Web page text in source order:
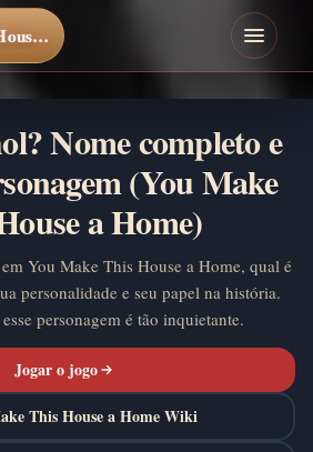
Nome completo e
(You Make
a Home)
You Make This House a Home, qual é
personalidade e seu papel na história.
personagem é tão inquietante.
Jogar o jogo
This House a Home Wiki